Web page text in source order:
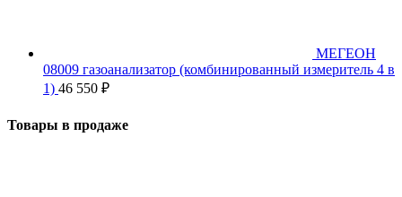
МЕГЕОН
08009 газоанализатор (комбинированный измеритель 4 в
1) 46 550 ₽
Товары в продаже